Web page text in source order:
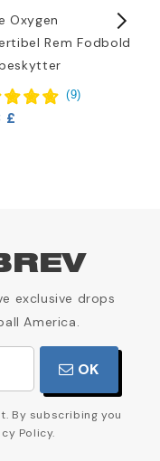
Oxygen
Rem Fodbold
(9)
£
exclusive drops
America.
OK
By subscribing you
Policy.